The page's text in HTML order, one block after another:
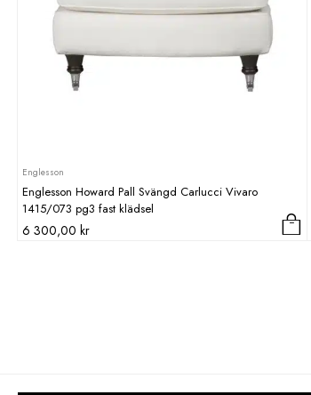
Englesson
Englesson Howard Pall Svängd Carlucci Vivaro
1415/073 pg3 fast klädsel
6 300,00 kr